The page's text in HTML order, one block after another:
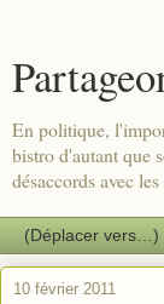
En politique,
bistro d'autant que
désaccords avec
10 février 2011